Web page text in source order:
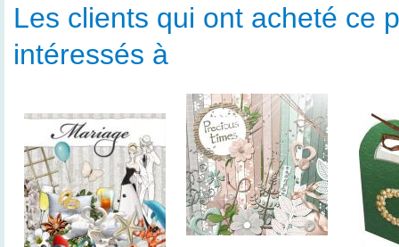
Les clients qui ont acheté ce
intéressés à